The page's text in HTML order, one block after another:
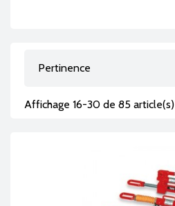
Pertinence
Affichage 16-30 de 85 article(s)